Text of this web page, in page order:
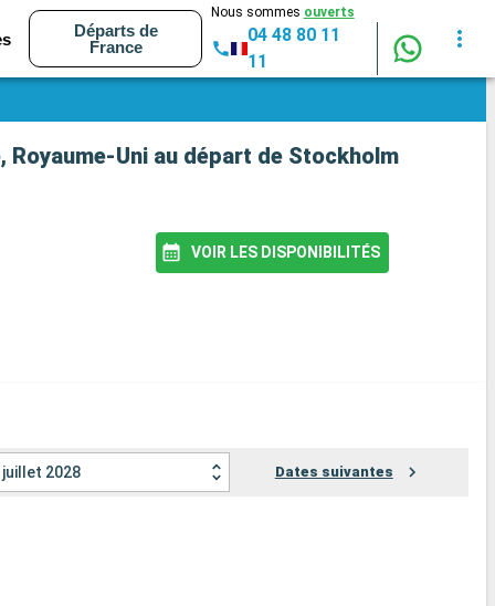
Départs de
France
Nous sommes ouverts
04 48 80 11
11
Royaume-Uni au départ de Stockholm
VOIR LES DISPONIBILITÉS
juillet 2028 Dates suivantes